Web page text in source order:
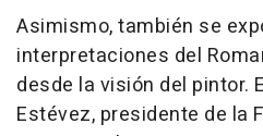
Asimismo, también se
interpretaciones del
desde la visión del pintor.
Estévez, presidente de la